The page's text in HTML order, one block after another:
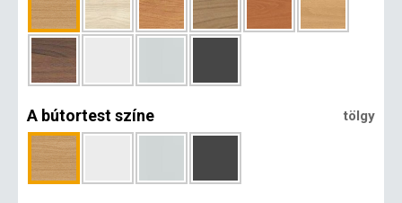
A bútortest színe tölgy